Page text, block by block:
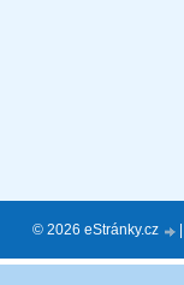
© 2026 eStránky.cz